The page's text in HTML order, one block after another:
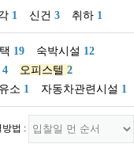
1 신건 3 취하 1
19 숙박시설 12
4 오피스텔 2
소 1 자동차관련시설 1
방법 :